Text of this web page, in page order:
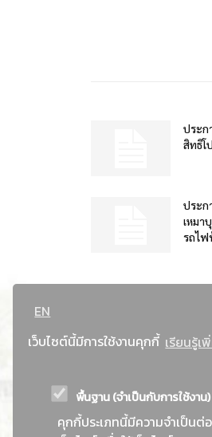
EN
เว็บไซต์นี้มีการใช้งานคุกกี้ เรียนรู้เ
พื้นฐาน (จำเป็นกับการใช้งาน)
คุกกี้ประเภทนี้มีความจำเป็นต่
ประก
สิทธิโ
ประก
เหมา
รถไฟ
ที่อยู่ : 184 ถนนพระร
กรุงเทพมหานคร
ประเทศไทย